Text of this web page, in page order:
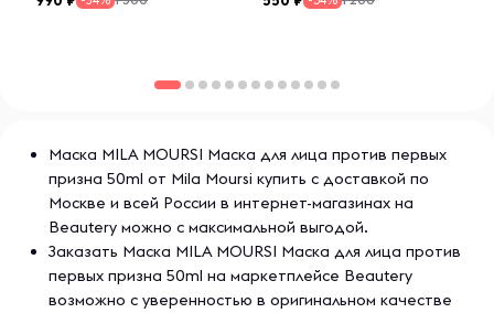
Маска MILA MOURSI Маска для лица против первых
призна 50ml от Mila Moursi купить с доставкой по
Москве и всей России в интернет-магазинах на
Beautery можно с максимальной выгодой.
Заказать Маска MILA MOURSI Маска для лица против
первых призна 50ml на маркетплейсе Beautery
возможно с уверенностью в оригинальном качестве